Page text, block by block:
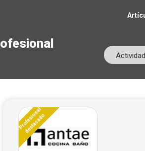
Profesional
destacado